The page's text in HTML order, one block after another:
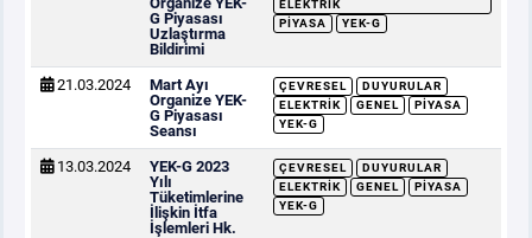
G Piyasası
Uzlaştırma
Bildirimi
ELEKTRIK
PIYASA
YEK-G
21.03.2024
Mart Ayı
Organize YEK-
G Piyasası
Seansı
ÇEVRESEL
DUYURULAR
ELEKTRIK
GENEL
PIYASA
YEK-G
13.03.2024
YEK-G 2023
Yılı
Tüketimlerine
İlişkin İtfa
İşlemleri Hk.
ÇEVRESEL
DUYURULAR
ELEKTRIK
GENEL
PIYASA
YEK-G